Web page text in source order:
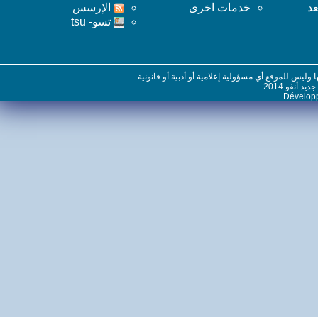
خدمات اخرى
اﻹرسس
تسو- tsū
للموقع أي مسؤولية إعلامية أو أدبية أو قانونية
2014